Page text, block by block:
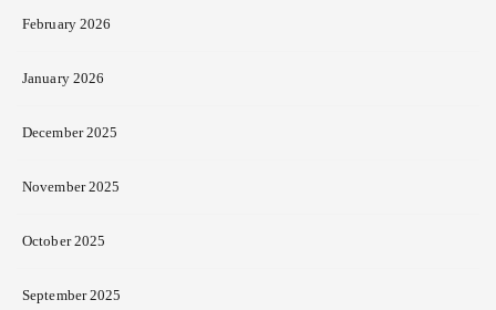
February 2026
January 2026
December 2025
November 2025
October 2025
September 2025